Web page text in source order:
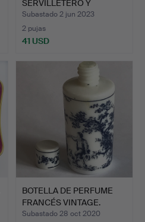
SERVILLETERO Y
JARROTE.
Subastado 2 jun 2023
2 pujas
41 USD
BOTELLA DE PERFUME
FRANCÉS VINTAGE.
Subastado 28 oct 2020